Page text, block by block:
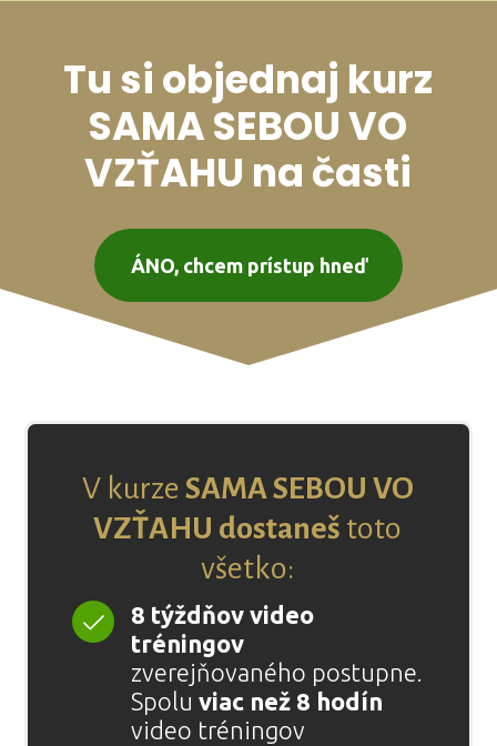
Tu si objednaj kurz
SAMA SEBOU VO
VZŤAHU na časti
ÁNO, chcem prístup hneď
V kurze SAMA SEBOU VO
VZŤAHU dostaneš toto
všetko:
8 týždňov video
tréningov
zverejňovaného postupne.
Spoluviac než 8 hodín
video tréningov